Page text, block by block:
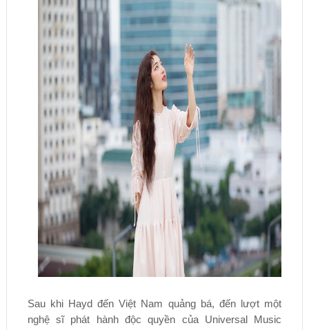
Sau khi Hayd đến Việt Nam quảng bá, đến lượt một
nghệ sĩ phát hành độc quyền của Universal Music